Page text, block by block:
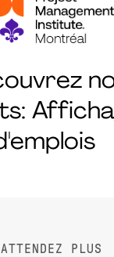
PLUS